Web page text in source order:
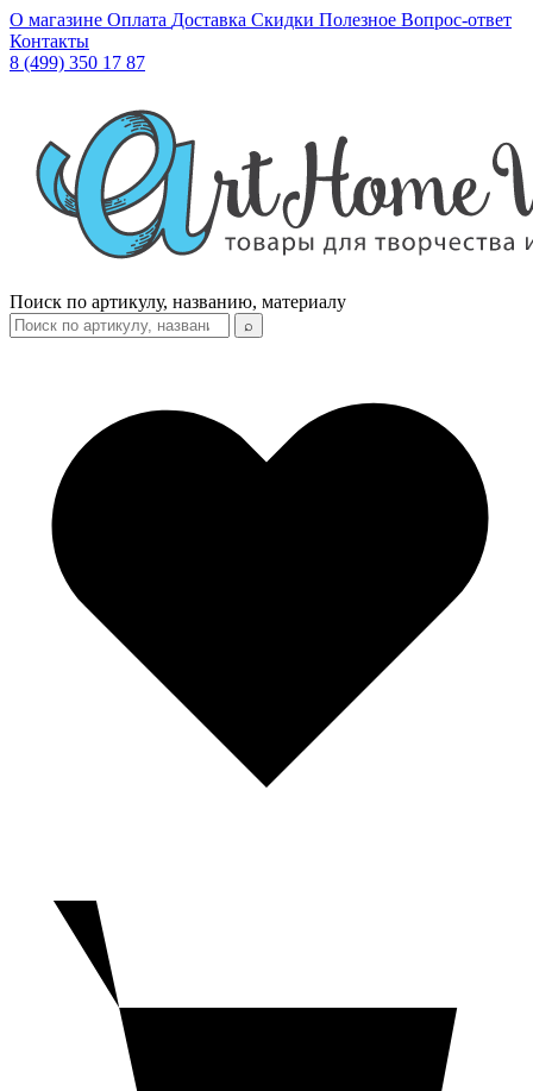
О магазине Оплата Доставка Скидки Полезное Вопрос-ответ
Контакты
8 (499) 350 17 87
Поиск по артикулу, названию, материалу
⌕